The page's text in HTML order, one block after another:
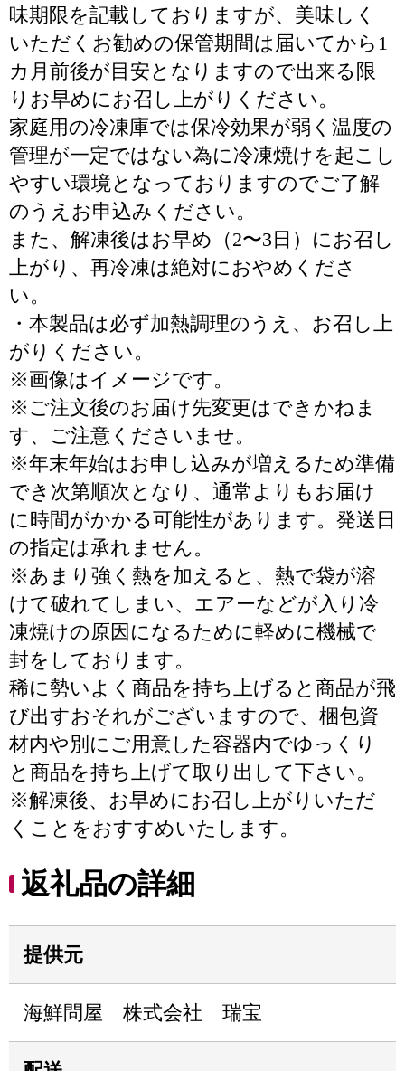
味期限を記載しておりますが、美味しく
いただくお勧めの保管期間は届いてから1
カ月前後が目安となりますので出来る限
りお早めにお召し上がりください。
家庭用の冷凍庫では保冷効果が弱く温度の
管理が一定ではない為に冷凍焼けを起こし
やすい環境となっておりますのでご了解
のうえお申込みください。
また、解凍後はお早め（2〜3日）にお召し
上がり、再冷凍は絶対におやめくださ
い。
・本製品は必ず加熱調理のうえ、お召し上
がりください。
※画像はイメージです。
※ご注文後のお届け先変更はできかねま
す、ご注意くださいませ。
※年末年始はお申し込みが増えるため準備
でき次第順次となり、通常よりもお届け
に時間がかかる可能性があります。発送日
の指定は承れません。
※あまり強く熱を加えると、熱で袋が溶
けて破れてしまい、エアーなどが入り冷
凍焼けの原因になるために軽めに機械で
封をしております。
稀に勢いよく商品を持ち上げると商品が飛
び出すおそれがございますので、梱包資
材内や別にご用意した容器内でゆっくり
と商品を持ち上げて取り出して下さい。
※解凍後、お早めにお召し上がりいただ
くことをおすすめいたします。
返礼品の詳細
提供元
海鮮問屋 株式会社 瑞宝